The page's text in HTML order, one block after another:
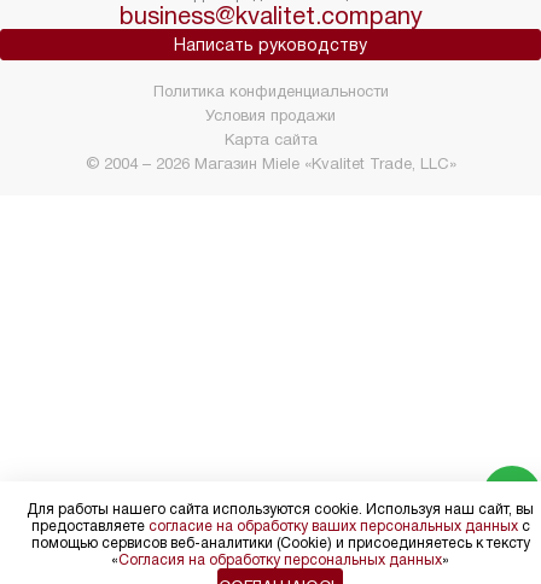
business@kvalitet.company
Написать руководству
© 2004 – 2026 Магазин Miele «Kvalitet Trade, LLC»
Политика конфиденциальности
Условия продажи
Карта сайта
Для работы нашего сайта используются cookie. Используя наш сайт, вы
предоставляете согласие на обработку ваших персональных данныхс
помощью сервисов веб-аналитики (Cookie) и присоединяетесь к тексту
«Согласия на обработку персональных данных»